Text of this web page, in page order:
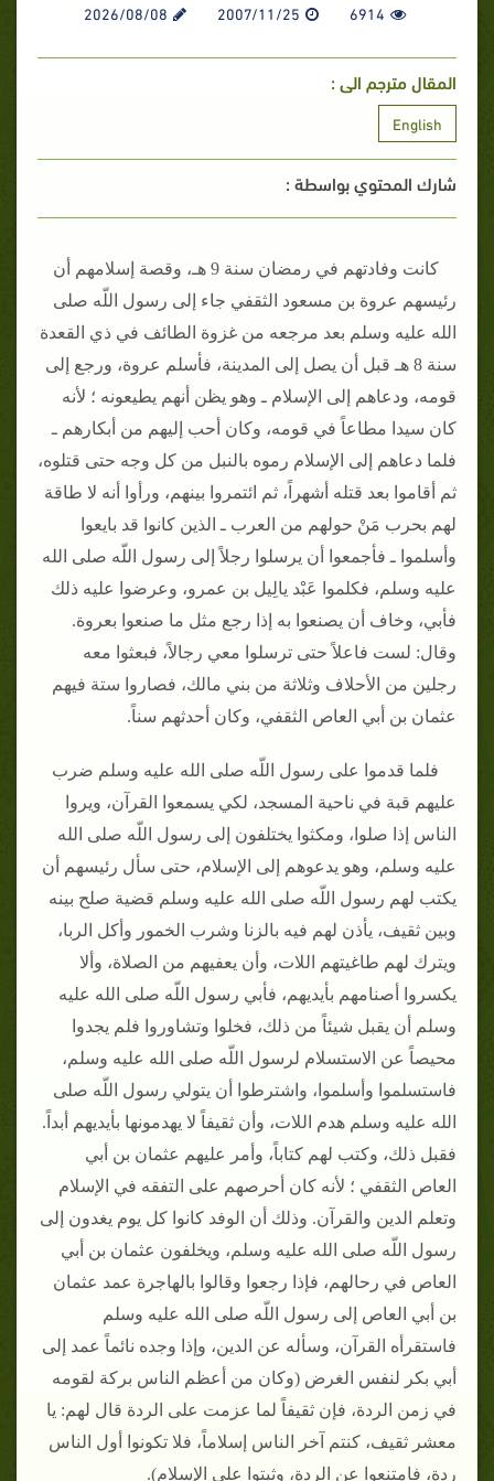
6914
2007/11/25
2026/08/08
المقال مترجم الى :
English
شارك المحتوي بواسطة :
كانت وفادتهم في رمضان سنة 9 هـ، وقصة إسلامهم أن
رئيسهم عروة بن مسعود الثقفي جاء إلى رسول اللّه صلى
الله عليه وسلم بعد مرجعه من غزوة الطائف في ذي القعدة
سنة 8 هـ قبل أن يصل إلى المدينة، فأسلم عروة، ورجع إلى
قومه، ودعاهم إلى الإسلام ـ وهو يظن أنهم يطيعونه ؛ لأنه
كان سيدا مطاعاً في قومه، وكان أحب إليهم من أبكارهم ـ
فلما دعاهم إلى الإسلام رموه بالنبل من كل وجه حتى قتلوه،
ثم أقاموا بعد قتله أشهراً، ثم ائتمروا بينهم، ورأوا أنه لا طاقة
لهم بحرب مَنْ حولهم من العرب ـ الذين كانوا قد بايعوا
وأسلموا ـ فأجمعوا أن يرسلوا رجلاً إلى رسول اللّه صلى الله
عليه وسلم، فكلموا عَبْد يالِيل بن عمرو، وعرضوا عليه ذلك
فأبي، وخاف أن يصنعوا به إذا رجع مثل ما صنعوا بعروة‏.‏
وقال‏:‏ لست فاعلاً حتى ترسلوا معي رجالاً، فبعثوا معه
رجلين من الأحلاف وثلاثة من بني مالك، فصاروا ستة فيهم
عثمان بن أبي العاص الثقفي، وكان أحدثهم سناً‏.‏
فلما قدموا على رسول اللّه صلى الله عليه وسلم ضرب
عليهم قبة في ناحية المسجد، لكي يسمعوا القرآن، ويروا
الناس إذا صلوا، ومكثوا يختلفون إلى رسول اللّه صلى الله
عليه وسلم، وهو يدعوهم إلى الإسلام، حتى سأل رئيسهم أن
يكتب لهم رسول اللّه صلى الله عليه وسلم قضية صلح بينه
وبين ثقيف، يأذن لهم فيه بالزنا وشرب الخمور وأكل الربا،
ويترك لهم طاغيتهم اللات، وأن يعفيهم من الصلاة، وألا
يكسروا أصنامهم بأيديهم، فأبي رسول اللّه صلى الله عليه
وسلم أن يقبل شيئاً من ذلك، فخلوا وتشاوروا فلم يجدوا
محيصاً عن الاستسلام لرسول اللّه صلى الله عليه وسلم،
فاستسلموا وأسلموا، واشترطوا أن يتولي رسول اللّه صلى
الله عليه وسلم هدم اللات، وأن ثقيفاً لا يهدمونها بأيديهم أبداً‏.‏
فقبل ذلك، وكتب لهم كتاباً، وأمر عليهم عثمان بن أبي
العاص الثقفي ؛ لأنه كان أحرصهم على التفقه في الإسلام
وتعلم الدين والقرآن‏.‏ وذلك أن الوفد كانوا كل يوم يغدون إلى
رسول اللّه صلى الله عليه وسلم، ويخلفون عثمان بن أبي
العاص في رحالهم، فإذا رجعوا وقالوا بالهاجرة عمد عثمان
بن أبي العاص إلى رسول اللّه صلى الله عليه وسلم
فاستقرأه القرآن، وسأله عن الدين، وإذا وجده نائماً عمد إلى
أبي بكر لنفس الغرض ‏(‏وكان من أعظم الناس بركة لقومه
في زمن الردة، فإن ثقيفاً لما عزمت على الردة قال لهم‏:‏ يا
معشر ثقيف، كنتم آخر الناس إسلاماً، فلا تكونوا أول الناس
ردة، فامتنعوا عن الردة، وثبتوا على الإسلام‏)‏‏.‏